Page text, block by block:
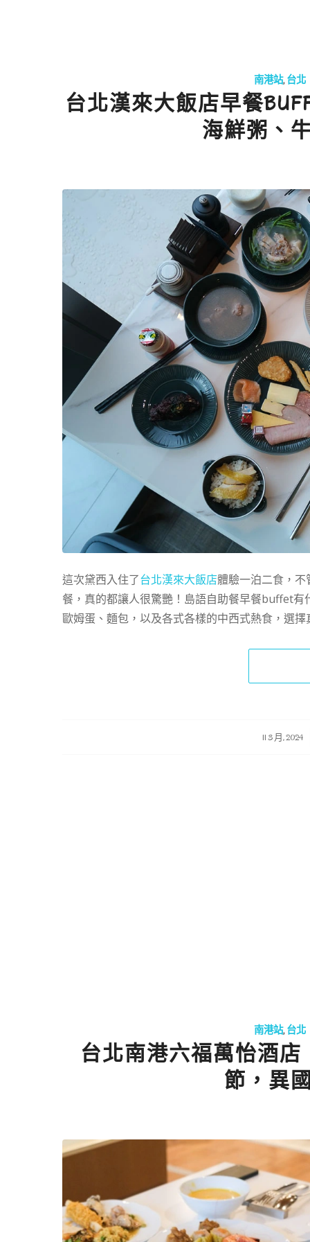
南港站,台北
台北漢來大飯店早餐
海鮮粥、
這次黛西入住了台北漢來大飯店體驗一泊二食，不
餐，真的都讓人很驚艷！島語自助餐早餐buffet有
歐姆蛋、麵包，以及各式各樣的中西式熱食，選
11 3 月, 2024
/
南港站,台北
台北南港六福萬怡酒
節，異